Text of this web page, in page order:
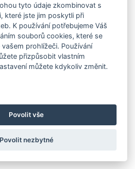
tyto údaje zkombinovat s
které jste jim poskytli při
K používání potřebujeme Váš
souborů cookies, které se
prohlížeči. Používání
přizpůsobit vlastním
můžete kdykoliv změnit.
Povolit vše
Povolit nezbytné